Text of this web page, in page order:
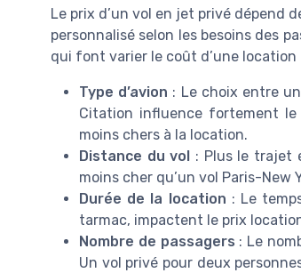
Le prix d’un vol en jet privé dépend
personnalisé selon les besoins des
qui font varier le coût d’une location
Type d’avion : Le choix entre
Citation influence fortement le
moins chers à la location.
Distance du vol : Plus le trajet
moins cher qu’un vol Paris-New
Durée de la location : Le
tarmac, impactent le prix
Nombre de passagers : Le
Un vol privé pour deux